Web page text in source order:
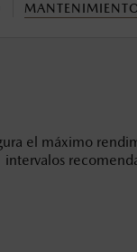
el máximo
intervalos
ilustrativas.